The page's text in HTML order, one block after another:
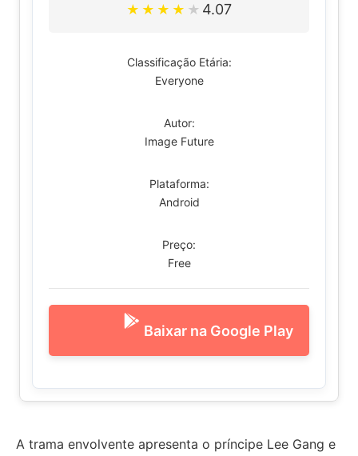
★ ★ ★ ★ ★ 4.07
Classificação Etária:
Everyone
Autor:
Image Future
Plataforma:
Android
Preço:
Free
Baixar na Google Play
A trama envolvente apresenta o príncipe Lee Gang e